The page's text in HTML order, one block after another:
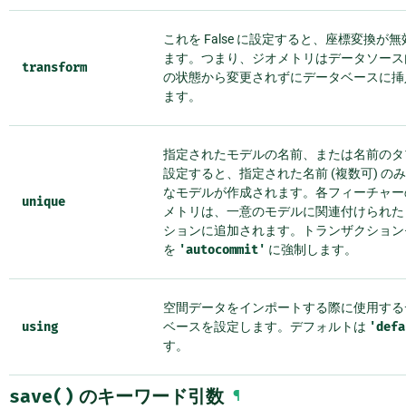
transform
これを False に設定すると、座標変換が無
ます。つまり、ジオメトリはデータソー
の状態から変更されずにデータベースに
ます。
unique
指定されたモデルの名前、または名前の
設定すると、指定された名前 (複数可) の
なモデルが作成されます。各フィーチャ
メトリは、一意のモデルに関連付けられ
ションに追加されます。トランザクショ
を 'autocommit' に強制します。
using
空間データをインポートする際に使用す
ベースを設定します。デフォルトは
す。
save() のキーワード引数 ¶